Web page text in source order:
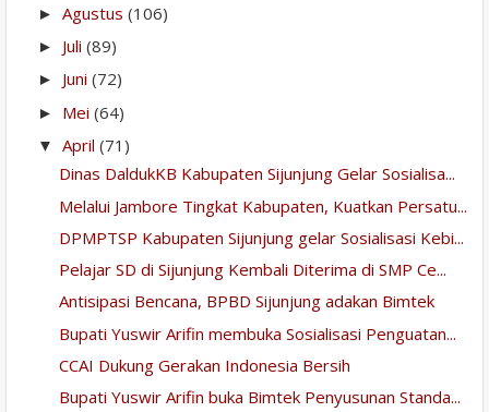
► Agustus (106)
► Juli (89)
► Juni (72)
► Mei (64)
▼ April (71)
Dinas DaldukKB Kabupaten Sijunjung Gelar Sosialisa...
Melalui Jambore Tingkat Kabupaten, Kuatkan Persatu...
DPMPTSP Kabupaten Sijunjung gelar Sosialisasi Kebi...
Pelajar SD di Sijunjung Kembali Diterima di SMP Ce...
Antisipasi Bencana, BPBD Sijunjung adakan Bimtek
Bupati Yuswir Arifin membuka Sosialisasi Penguatan...
CCAI Dukung Gerakan Indonesia Bersih
Bupati Yuswir Arifin buka Bimtek Penyusunan Standa...